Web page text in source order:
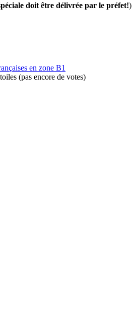
doit être délivrée par le préfet!)
en zone B1
(pas encore de votes)